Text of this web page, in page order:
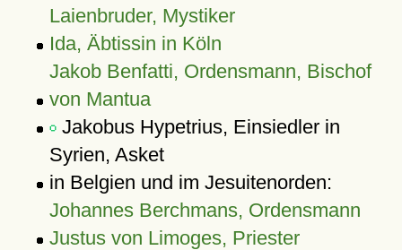
Laienbruder, Mystiker
Ida, Äbtissin in Köln
Jakob Benfatti, Ordensmann, Bischof
von Mantua
Jakobus Hypetrius, Einsiedler in
Syrien, Asket
in Belgien und im Jesuitenorden:
Johannes Berchmans, Ordensmann
Justus von Limoges, Priester